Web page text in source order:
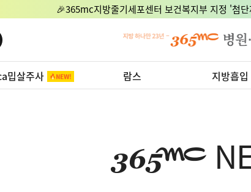
🎉365mc지방줄기세포센터 보건복지부 지정 '첨
밉살주사 람스 지방흡입